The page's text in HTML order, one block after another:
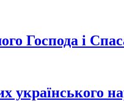
Господа і
українського